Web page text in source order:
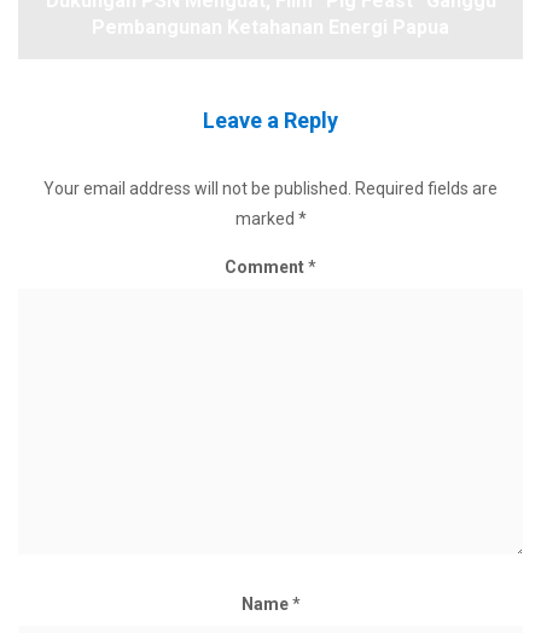
Leave a Reply
Your email address will not be published.
Required fields are
marked *
Comment*
Name*